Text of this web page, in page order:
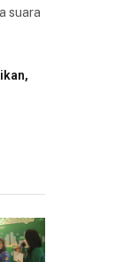
suara